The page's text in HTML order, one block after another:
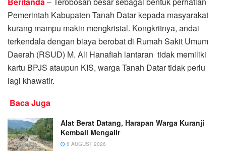
Pemerintah Kabupaten Tanah Datar kepada masyarakat
kurang mampu makin mengkristal. Kongkritnya, andai
terkendala dengan biaya berobat di Rumah Sakit Umum
Daerah (RSUD) M. Ali Hanafiah lantaran tidak memiliki
kartu BPJS ataupun KIS, warga Tanah Datar tidak perlu
lagi khawatir.
Baca Juga
Alat Berat Datang, Harapan Warga Kuranji
Kembali Mengalir
6 AUGUST 2026